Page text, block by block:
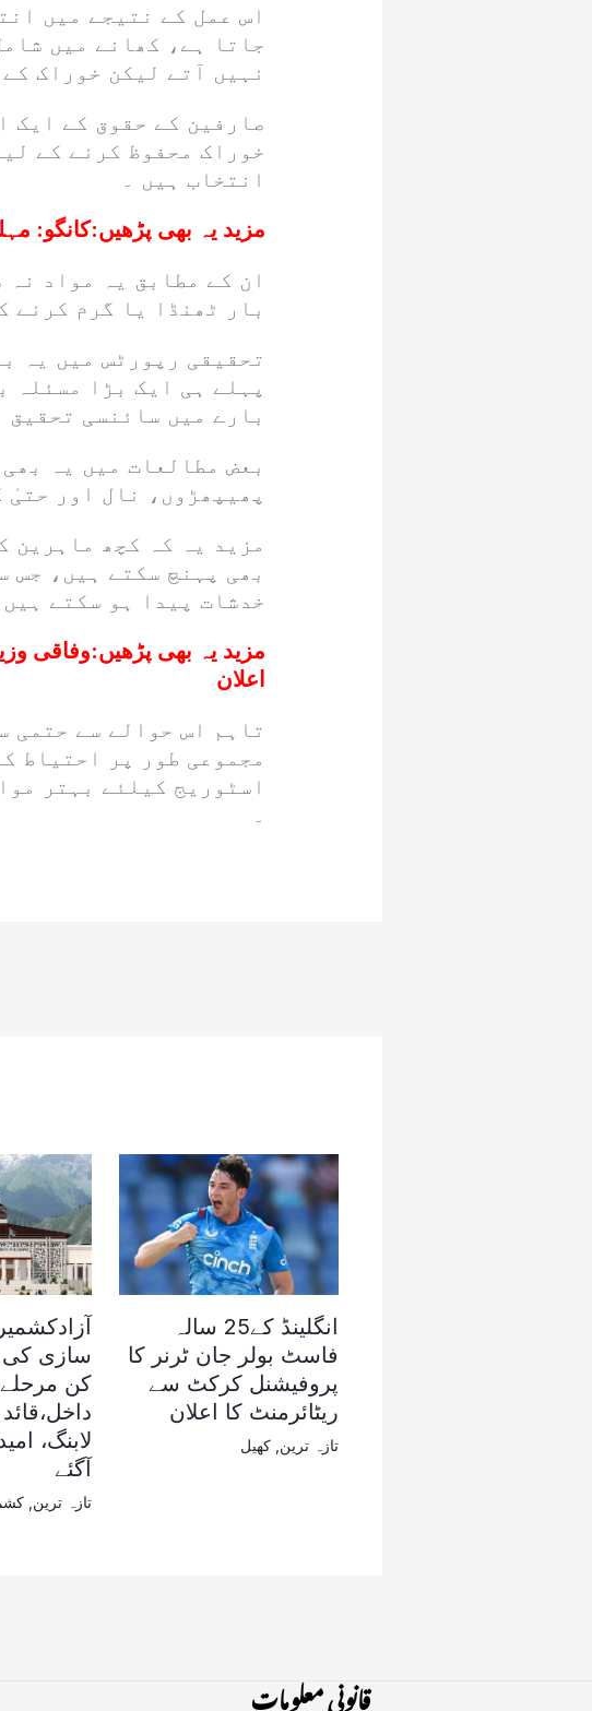
اس عمل کے نتیجے میں
جاتا ہے، کھانے میں
نہیں آتے لیکن خوراک
صارفین کے حقوق کے ایک
خوراک محفوظ کرنے کے
انتخاب ہیں ۔
مزید یہ بھی پڑھیں:کانگو: مہلک
ان کے مطابق یہ مواد
بار ٹھنڈا یا گرم کرنے
تحقیقی رپورٹس میں یہ
پہلے ہی ایک بڑا مسئلہ
بارے میں سائنسی تحقیق
بعض مطالعات میں یہ
پھیپھڑوں، نال اور
مزید یہ کہ کچھ ماہرین
بھی پہنچ سکتے ہیں، جس
خدشات پیدا ہو سکتے
مزید یہ بھی پڑھیں:وفاقی
اعلان
تاہم اس حوالے سے حتمی
مجموعی طور پر احتیاط
اسٹوریج کیلئے بہتر
۔
انگلینڈ کے25 سالہ
فاسٹ بولر جان ٹرنر کا
پروفیشنل کرکٹ سے
ریٹائرمنٹ کا اعلان
تازہ ترین کھیل
سازی کی
کن
لابنگ،
آگئے
تازہ ترین ,
قانونی معلومات